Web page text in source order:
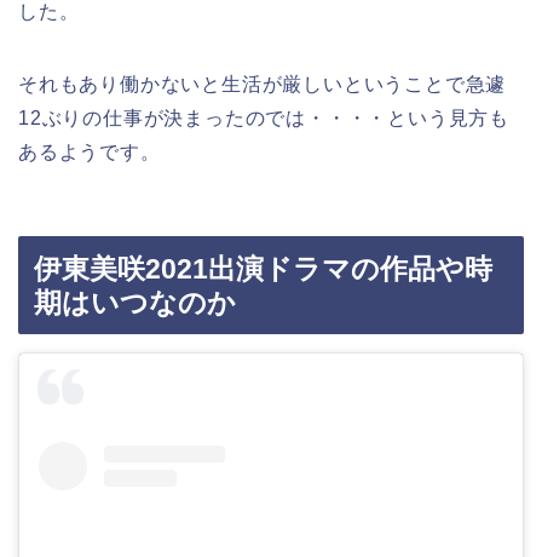
した。
それもあり働かないと生活が厳しいということで急遽
12ぶりの仕事が決まったのでは・・・・という見方も
あるようです。
伊東美咲2021出演ドラマの作品や時
期はいつなのか